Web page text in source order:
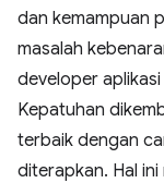
dan kemampuan
masalah
developer
Kepatuhan
terbaik dengan
diterapkan. Hal